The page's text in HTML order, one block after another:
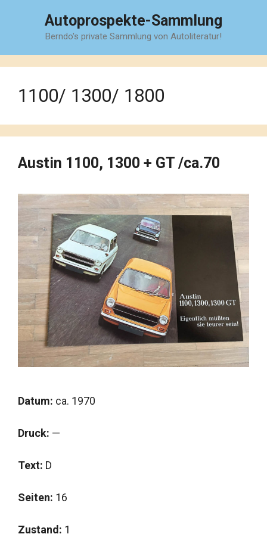
Autoprospekte-Sammlung
Berndo's private Sammlung von Autoliteratur!
1100/ 1300/ 1800
Austin 1100, 1300 + GT /ca.70
Datum: ca. 1970
Druck: —
Text: D
Seiten: 16
Zustand: 1